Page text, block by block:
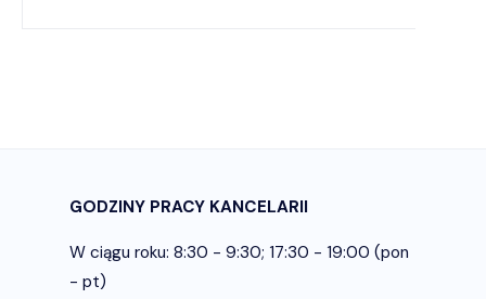
GODZINY PRACY KANCELARII
W ciągu roku: 8:30 - 9:30; 17:30 - 19:00 (pon
- pt)